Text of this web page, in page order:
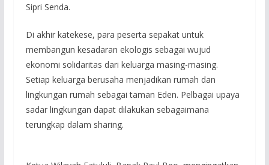
Sipri Senda.
Di akhir katekese, para peserta sepakat untuk
membangun kesadaran ekologis sebagai wujud
ekonomi solidaritas dari keluarga masing-masing.
Setiap keluarga berusaha menjadikan rumah dan
lingkungan rumah sebagai taman Eden. Pelbagai upaya
sadar lingkungan dapat dilakukan sebagaimana
terungkap dalam sharing.